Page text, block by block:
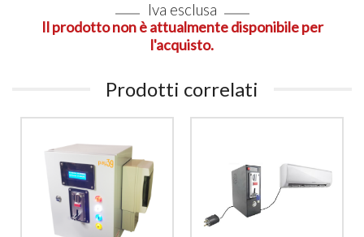
Iva esclusa
Il prodotto non è attualmente disponibile per
l'acquisto.
Prodotti correlati